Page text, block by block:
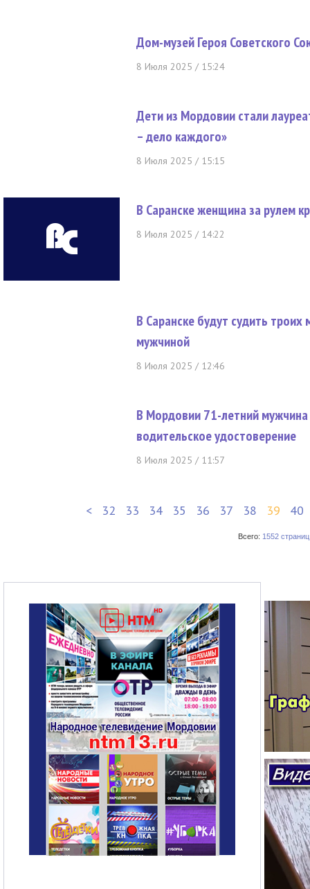
Дом-музей Героя Советского
8 Июля 2025 / 15:24
Дети из Мордовии стали
– дело каждого»
8 Июля 2025 / 15:15
В Саранске женщина за рулем
8 Июля 2025 / 14:22
В Саранске будут судить
мужчиной
8 Июля 2025 / 12:46
В Мордовии 71-летний
водительское удостоверение
8 Июля 2025 / 11:57
< 32 33 34 35 36 37 38 39 40
Всего: 1552 страниц